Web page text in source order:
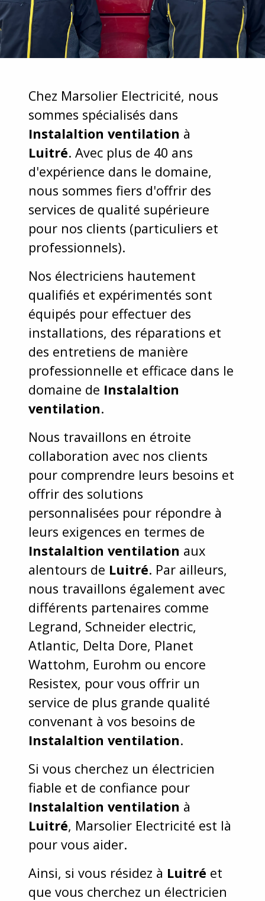
Chez Marsolier Electricité, nous
sommes spécialisés dans
Instalaltion ventilation à
Luitré. Avec plus de 40 ans
d'expérience dans le domaine,
nous sommes fiers d'offrir des
services de qualité supérieure
pour nos clients (particuliers et
professionnels).
Nos électriciens hautement
qualifiés et expérimentés sont
équipés pour effectuer des
installations, des réparations et
des entretiens de manière
professionnelle et efficace dans le
domaine de Instalaltion
ventilation.
Nous travaillons en étroite
collaboration avec nos clients
pour comprendre leurs besoins et
offrir des solutions
personnalisées pour répondre à
leurs exigences en termes de
Instalaltion ventilation aux
alentours de Luitré. Par ailleurs,
nous travaillons également avec
différents partenaires comme
Legrand, Schneider electric,
Atlantic, Delta Dore, Planet
Wattohm, Eurohm ou encore
Resistex, pour vous offrir un
service de plus grande qualité
convenant à vos besoins de
Instalaltion ventilation.
Si vous cherchez un électricien
fiable et de confiance pour
Instalaltion ventilation à
Luitré, Marsolier Electricité est là
pour vous aider.
Ainsi, si vous résidez à Luitré et
que vous cherchez un électricien